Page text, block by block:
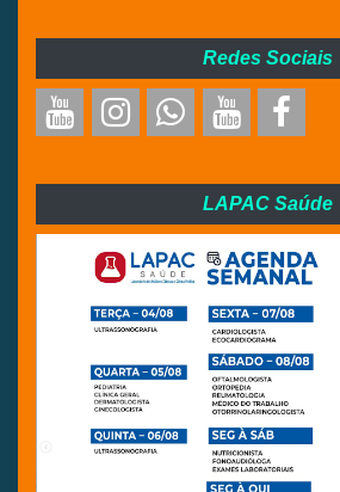
Redes Sociais
LAPAC Saúde